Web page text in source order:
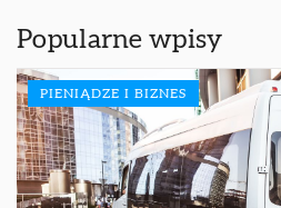
Popularne wpisy
PIENIĄDZE I BIZNES